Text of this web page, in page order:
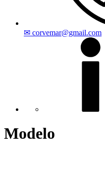
✉ corvemar@gmail.com
Modelo